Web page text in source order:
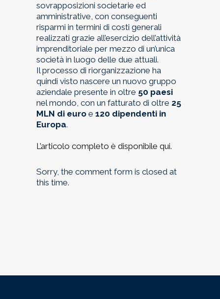
sovrapposizioni societarie ed
amministrative, con conseguenti
risparmi in termini di costi generali
realizzati grazie all’esercizio dell’attività
imprenditoriale per mezzo di un’unica
società in luogo delle due attuali.
Il processo di riorganizzazione ha
quindi visto nascere un nuovo gruppo
aziendale presente in oltre 50 paesi
nel mondo, con un fatturato di oltre 25
MLN di euro e 120 dipendenti in
Europa.
L’articolo completo è disponibile qui.
Sorry, the comment form is closed at
this time.